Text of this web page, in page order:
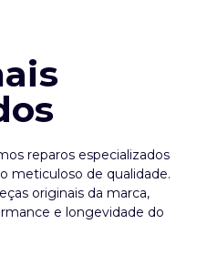
reparos especializados
meticuloso de qualidade.
originais da marca,
e longevidade do